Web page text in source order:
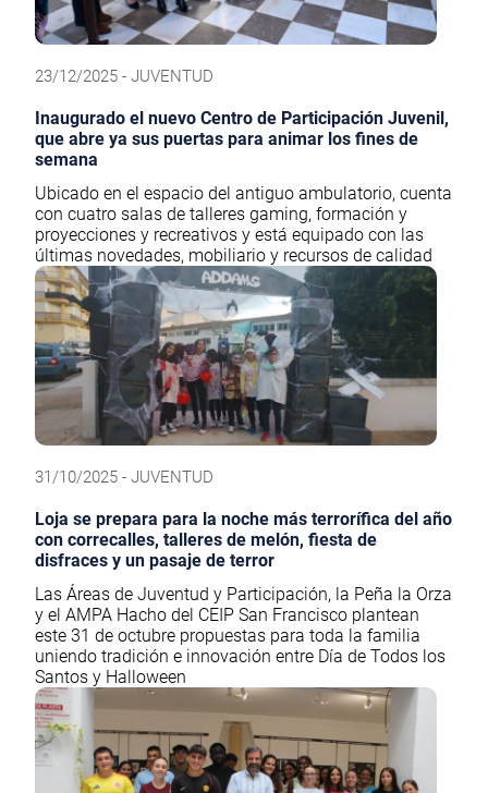
23/12/2025 - JUVENTUD
Inaugurado el nuevo Centro de Participación Juvenil,
que abre ya sus puertas para animar los fines de
semana
Ubicado en el espacio del antiguo ambulatorio, cuenta
con cuatro salas de talleres gaming, formación y
proyecciones y recreativos y está equipado con las
últimas novedades, mobiliario y recursos de calidad
31/10/2025 - JUVENTUD
Loja se prepara para la noche más terrorífica del año
con correcalles, talleres de melón, fiesta de
disfraces y un pasaje de terror
Las Áreas de Juventud y Participación, la Peña la Orza
y el AMPA Hacho del CEIP San Francisco plantean
este 31 de octubre propuestas para toda la familia
uniendo tradición e innovación entre Día de Todos los
Santos y Halloween